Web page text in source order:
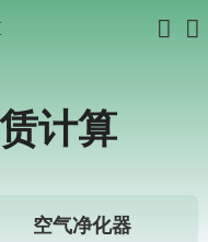
计算
空气净化器